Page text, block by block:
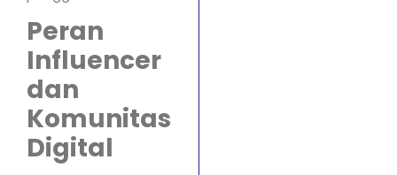
Peran
Influencer
dan
Komunitas
Digital